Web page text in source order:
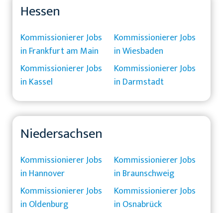
Hessen
Kommissionierer Jobs
in Frankfurt am Main
Kommissionierer Jobs
in Wiesbaden
Kommissionierer Jobs
in Kassel
Kommissionierer Jobs
in Darmstadt
Niedersachsen
Kommissionierer Jobs
in Hannover
Kommissionierer Jobs
in Braunschweig
Kommissionierer Jobs
in Oldenburg
Kommissionierer Jobs
in Osnabrück